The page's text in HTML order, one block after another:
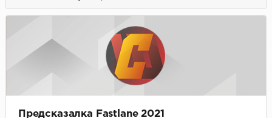
Предсказалка Fastlane 2021